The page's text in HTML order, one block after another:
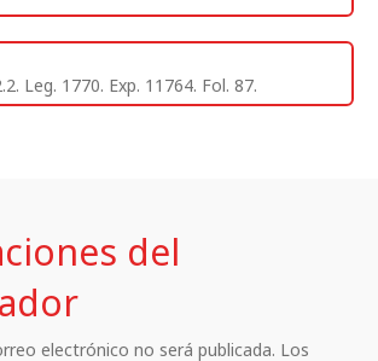
Leg. 1770. Exp. 11764. Fol. 87.
del
electrónico no será publicada. Los